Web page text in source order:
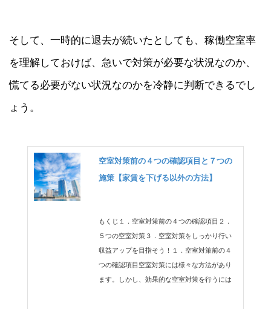
そして、一時的に退去が続いたとしても、稼働空室率
を理解しておけば、急いで対策が必要な状況なのか、
慌てる必要がない状況なのかを冷静に判断できるでし
ょう。
空室対策前の４つの確認項目と７つの
施策【家賃を下げる以外の方法】
もくじ１．空室対策前の４つの確認項目２．
５つの空室対策３．空室対策をしっかり行い
収益アップを目指そう！１．空室対策前の４
つの確認項目空室対策には様々な方法があり
ます。しかし、効果的な空室対策を行うには